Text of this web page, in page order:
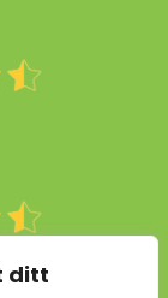
ditt